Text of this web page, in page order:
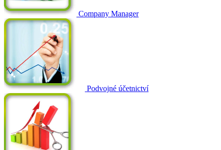
Company Manager
Podvojné účetnictví